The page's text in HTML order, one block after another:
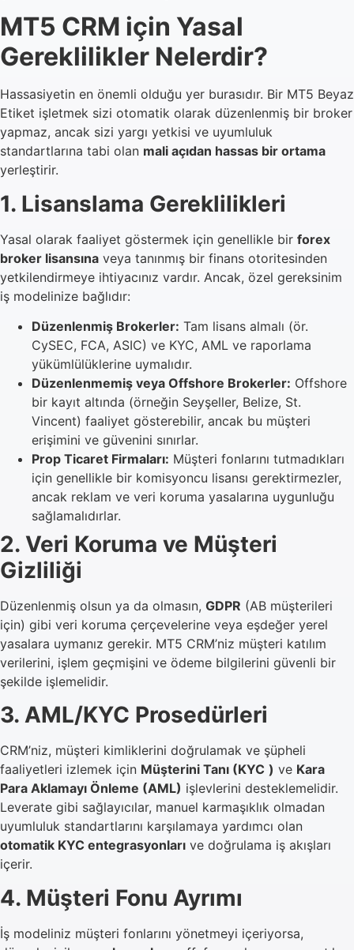
MT5 CRM için Yasal
Gereklilikler Nelerdir?
Hassasiyetin en önemli olduğu yer burasıdır. Bir MT5 Beyaz
Etiket işletmek sizi otomatik olarak düzenlenmiş bir broker
yapmaz, ancak sizi yargı yetkisi ve uyumluluk
standartlarına tabi olan mali açıdan hassas bir ortama
yerleştirir.
1. Lisanslama Gereklilikleri
Yasal olarak faaliyet göstermek için genellikle bir forex
broker lisansına veya tanınmış bir finans otoritesinden
yetkilendirmeye ihtiyacınız vardır. Ancak, özel gereksinim
iş modelinize bağlıdır:
Düzenlenmiş Brokerler: Tam lisans almalı (ör.
CySEC, FCA, ASIC) ve KYC, AML ve raporlama
yükümlülüklerine uymalıdır.
Düzenlenmemiş veya Offshore Brokerler: Offshore
bir kayıt altında (örneğin Seyşeller, Belize, St.
Vincent) faaliyet gösterebilir, ancak bu müşteri
erişimini ve güvenini sınırlar.
Prop Ticaret Firmaları: Müşteri fonlarını tutmadıkları
için genellikle bir komisyoncu lisansı gerektirmezler,
ancak reklam ve veri koruma yasalarına uygunluğu
sağlamalıdırlar.
2. Veri Koruma ve Müşteri
Gizliliği
Düzenlenmiş olsun ya da olmasın, GDPR (AB müşterileri
için) gibi veri koruma çerçevelerine veya eşdeğer yerel
yasalara uymanız gerekir. MT5 CRM’niz müşteri katılım
verilerini, işlem geçmişini ve ödeme bilgilerini güvenli bir
şekilde işlemelidir.
3. AML/KYC Prosedürleri
CRM’niz, müşteri kimliklerini doğrulamak ve şüpheli
faaliyetleri izlemek için Müşterini Tanı (KYC ) ve Kara
Para Aklamayı Önleme (AML) işlevlerini desteklemelidir.
Leverate gibi sağlayıcılar, manuel karmaşıklık olmadan
uyumluluk standartlarını karşılamaya yardımcı olan
otomatik KYC entegrasyonları ve doğrulama iş akışları
içerir.
4. Müşteri Fonu Ayrımı
İş modeliniz müşteri fonlarını yönetmeyi içeriyorsa,